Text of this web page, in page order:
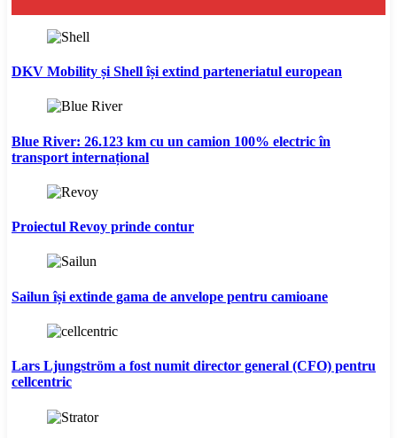
DKV Mobility și Shell își extind parteneriatul european
Blue River: 26.123 km cu un camion 100% electric în
transport internațional
Proiectul Revoy prinde contur
Sailun își extinde gama de anvelope pentru camioane
Lars Ljungström a fost numit director general (CFO) pentru
cellcentric